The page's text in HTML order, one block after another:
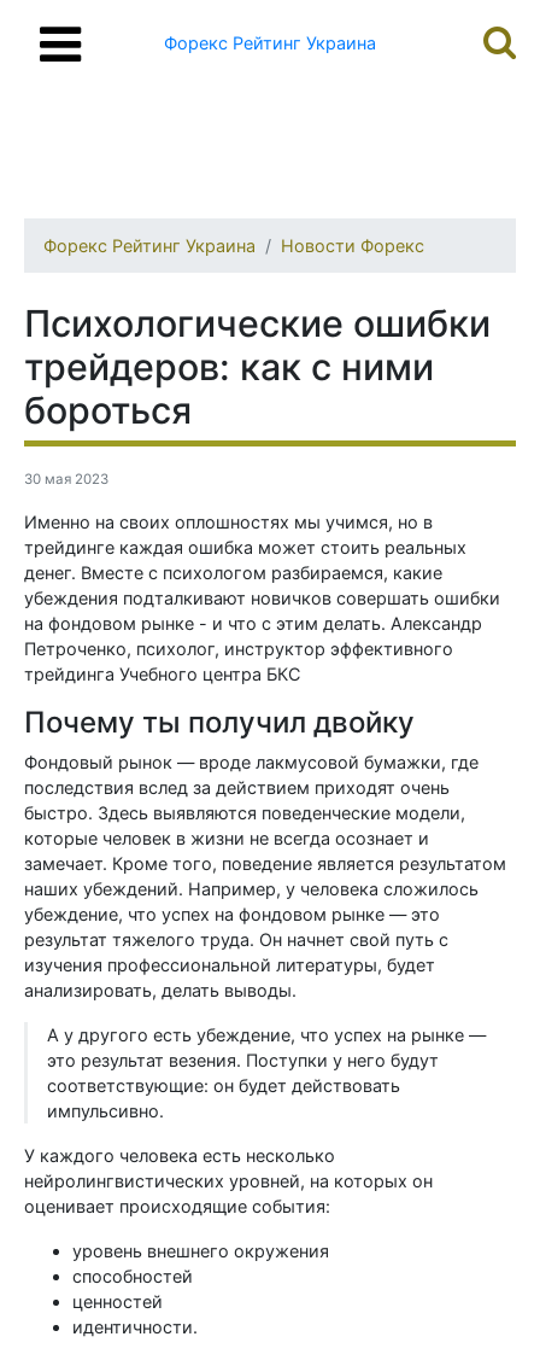
Форекс Рейтинг Украина
Форекс Рейтинг Украина Новости Форекс
Психологические ошибки
трейдеров: как с ними
бороться
30 мая 2023
Именно на своих оплошностях мы учимся, но в
трейдинге каждая ошибка может стоить реальных
денег. Вместе с психологом разбираемся, какие
убеждения подталкивают новичков совершать ошибки
на фондовом рынке - и что с этим делать. Александр
Петроченко, психолог, инструктор эффективного
трейдинга Учебного центра БКС
Почему ты получил двойку
Фондовый рынок — вроде лакмусовой бумажки, где
последствия вслед за действием приходят очень
быстро. Здесь выявляются поведенческие модели,
которые человек в жизни не всегда осознает и
замечает. Кроме того, поведение является результатом
наших убеждений. Например, у человека сложилось
убеждение, что успех на фондовом рынке — это
результат тяжелого труда. Он начнет свой путь с
изучения профессиональной литературы, будет
анализировать, делать выводы.
А у другого есть убеждение, что успех на рынке —
это результат везения. Поступки у него будут
соответствующие: он будет действовать
импульсивно.
У каждого человека есть несколько
нейролингвистических уровней, на которых он
оценивает происходящие события:
уровень внешнего окружения
способностей
ценностей
идентичности.